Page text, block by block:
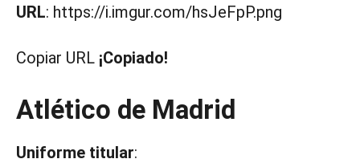
URL: https://i.imgur.com/hsJeFpP.png
Copiar URL ¡Copiado!
Atlético de Madrid
Uniforme titular: